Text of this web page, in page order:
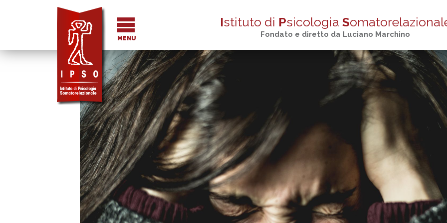
MENU
Istituto di Psicologia S
Fondato e diretto da Luciano Marchino